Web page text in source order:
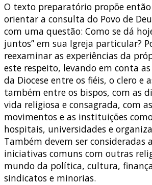
O texto preparatório propõe
orientar a consulta do Povo de
com uma questão: Como se dá
juntos” em sua Igreja particular?
reexaminar as experiências da
este respeito, levando em conta
da Diocese entre os fiéis, o clero e
também entre os bispos, com as
vida religiosa e consagrada, com
movimentos e as instituições
hospitais, universidades e
Também devem ser consideradas
iniciativas comuns com outras
mundo da política, cultura,
sindicatos e minorias.